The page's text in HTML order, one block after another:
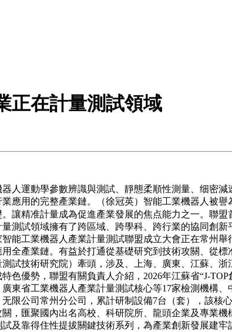
正在計量測試領域
運動學參數辨識與測試、靜態柔順性測量、细密減
應用的完整產業鏈。（徐冠英）智能工業機器人被
讓精准計量成為促進產業發展的焦点能力之一。聯盟
測試領域擁有了跨區域、跨學科、跨行業的協同創
能工業機器人產業計量測試聯盟成立大會正在常州
全產業鏈。有益於打通從基礎研究到技術攻關、從
試技術研究院）牽頭，涉及、上海、廣東、江蘇、
色優勢，聯盟有關負責人介紹，2026年江蘇省“J-
東省工業機器人產業計量測試核心等17家檢測機構
限公司常州分公司，累計研制設備7台（套），該核
，匯聚國內出名高校、科研院所、龍頭企業及專業
及靠得住性提拔關鍵技術系列，為產業創新發展建